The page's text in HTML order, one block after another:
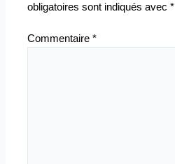
obligatoires sont indiqués avec*
Commentaire*